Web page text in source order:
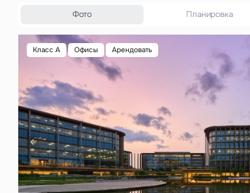
Складская недвижимость
Стратегический консалтинг
Исследования и аналитика
Управление проектами строительства
Фото Планировка
Класс A Офисы Арендовать